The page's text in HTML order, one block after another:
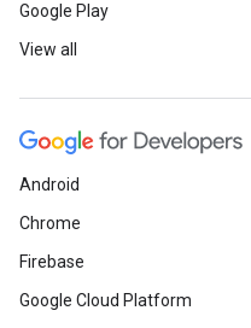
Google Play
View all
Android
Chrome
Firebase
Google Cloud Platform